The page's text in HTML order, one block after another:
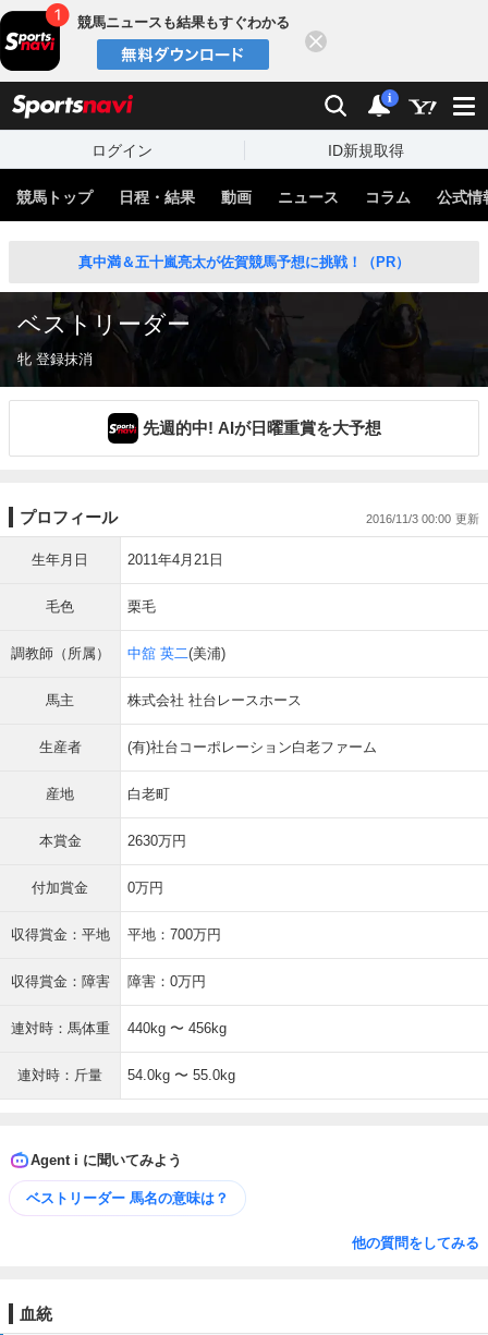
競馬ニュースも結果もすぐわかる
検索 通知
i
ログイン ID新規取得
競馬トップ 日程・結果 動画 ニュース コラム 公式情
真中満＆五十嵐亮太が佐賀競馬予想に挑戦！（PR）
ベストリーダー
牝 登録抹消
先週的中! AIが日曜重賞を大予想
プロフィール 2016/11/3 00:00
生年月日 2011年4月21日
毛色 栗毛
調教師（所属） 中舘 英二(美浦)
馬主 株式会社 社台レースホース
生産者 (有)社台コーポレーション白老ファーム
産地 白老町
本賞金 2630万円
付加賞金 0万円
収得賞金：平地 平地：700万円
収得賞金：障害 障害：0万円
連対時：馬体重 440kg 〜 456kg
連対時：斤量 54.0kg 〜 55.0kg
Agent i に聞いてみよう
ベストリーダー 馬名の意味は？
他の質問をしてみる
血統